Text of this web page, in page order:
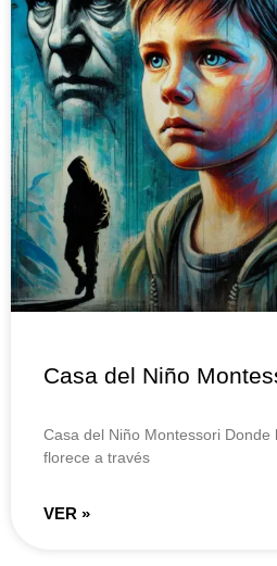
Casa del Niño
Casa del Niño Montessori Donde
florece a través
VER »